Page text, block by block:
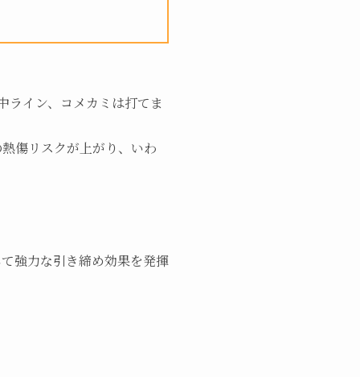
ライン、コメカミは打てま
傷リスクが上がり、いわ
強力な引き締め効果を発揮